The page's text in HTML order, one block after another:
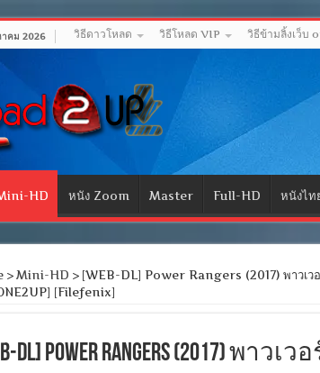
าคม 2026 วิธีดาวโหลด วิธีโหลด VIP วิธีข้ามลิ้งเว็บ
HD หนัง Zoom Master Full-HD หนังไท
> Mini-HD > [WEB-DL] Power Rangers (2017) พาวเว
[Filefenix]
DL] Power Rangers (2017) พาว